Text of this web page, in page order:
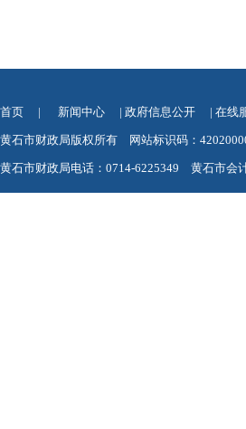
首页 | 新闻中心 | 政府信息公开 | 在线
黄石市财政局版权所有 网站标识码：
黄石市财政局电话：0714-6225349 黄石市会